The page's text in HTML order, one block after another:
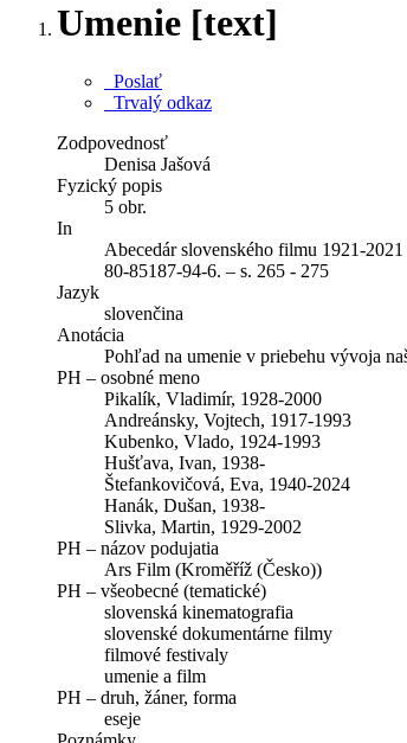
Umenie [text]
Poslať
Trvalý odkaz
Zodpovednosť
Denisa Jašová
Fyzický popis
5 obr.
In
Abecedár slovenského filmu 1921-
80-85187-94-6. – s. 265 - 275
Jazyk
slovenčina
Anotácia
Pohľad na umenie v priebehu vývoja
PH – osobné meno
Pikalík, Vladimír, 1928-2000
Andreánsky, Vojtech, 1917-1993
Kubenko, Vlado, 1924-1993
Hušťava, Ivan, 1938-
Štefankovičová, Eva, 1940-2024
Hanák, Dušan, 1938-
Slivka, Martin, 1929-2002
PH – názov podujatia
Ars Film (Kroměříž (Česko))
PH – všeobecné (tematické)
slovenská kinematografia
slovenské dokumentárne filmy
filmové festivaly
umenie a film
PH – druh, žáner, forma
eseje